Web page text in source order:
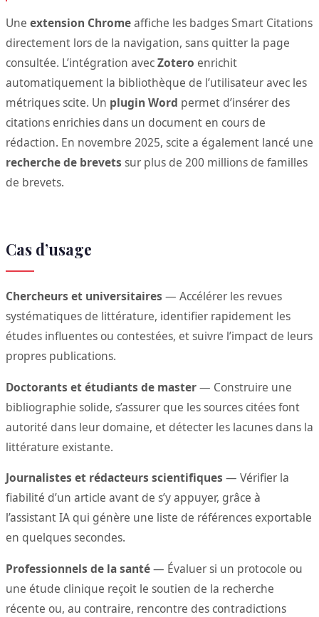
Une extension Chromeaffiche les badges Smart Citations
directement lors de la navigation, sans quitter la page
consultée. L’intégration avecZotero enrichit
automatiquement la bibliothèque de l’utilisateur avec les
métriques scite. Un plugin Word permet d’insérer des
citations enrichies dans un document en cours de
rédaction. En novembre 2025, scite a également lancé une
recherche de brevets sur plus de 200 millions de familles
de brevets.
Cas d’usage
Chercheurs et universitaires — Accélérer les revues
systématiques de littérature, identifier rapidement les
études influentes ou contestées, et suivre l’impact de leurs
propres publications.
Doctorants et étudiants de master— Construire une
bibliographie solide, s’assurer que les sources citées font
autorité dans leur domaine, et détecter les lacunes dans la
littérature existante.
Journalistes et rédacteurs scientifiques — Vérifier la
fiabilité d’un article avant de s’y appuyer, grâce à
l’assistant IA qui génère une liste de références exportable
en quelques secondes.
Professionnels de la santé— Évaluer si un protocole ou
une étude clinique reçoit le soutien de la recherche
récente ou, au contraire, rencontre des contradictions